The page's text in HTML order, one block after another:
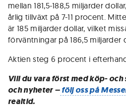
mellan 181,5-188,5 miljarder
årlig tillväxt på 7-11 procent.
är 185 miljarder dollar, vilket
förväntningar på 186,5 miljarder
Aktien steg 6 procent i
Vill du vara först med köp-
och nyheter –följ oss på
realtid.